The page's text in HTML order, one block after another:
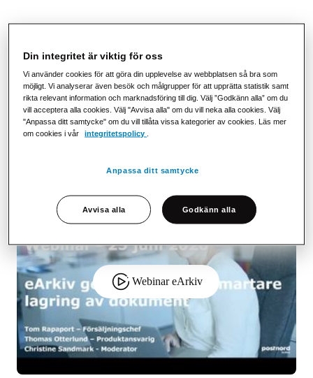
personliga data. GDPR och lagstiftning ställer krav på
vilken information som finns sparad om kunderna och
hur dokument lagras. Digital lagring och sökbara
dokument underlättar i dialogen med kunden och
skapar en effektiv kundtjänst med åtkomst till rätt
Webinar eArkiv
Din integritet är viktig för oss
Vi använder cookies för att göra din upplevelse av webbplatsen så bra som
möjligt. Vi analyserar även besök och målgrupper för att upprätta statistik samt
rikta relevant information och marknadsföring till dig. Välj ”Godkänn alla” om du
vill acceptera alla cookies. Välj "Avvisa alla" om du vill neka alla cookies. Välj
"Anpassa ditt samtycke" om du vill tillåta vissa kategorier av cookies. Läs mer
om cookies i vår
integritetspolicy
Anpassa ditt samtycke
Avvisa alla Godkänn alla